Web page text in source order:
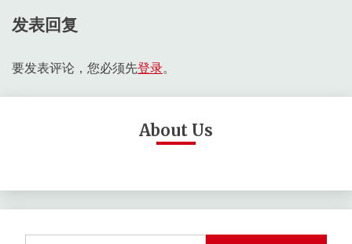
航
发表回复
要发表评论，您必须先登录。
About Us